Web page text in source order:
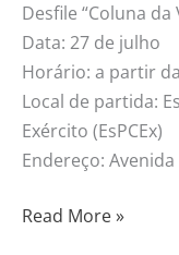
Desfile “Coluna da
Data: 27 de julho
Horário: a partir
Local de partida:
Exército (EsPCEx)
Endereço: Avenida
Read More »